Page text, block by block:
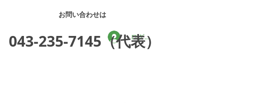
ログイン
お問い合わせは
043-235-7145（代表）